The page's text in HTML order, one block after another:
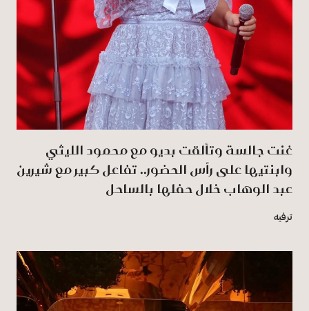
غنت جالسة وتألقت بديو مع محمود الليثي
وابنتيها على رأس الحضور.. تفاعل كبير مع شيرين
عبد الوهاب خلال حفلها بالساحل
ترفيه